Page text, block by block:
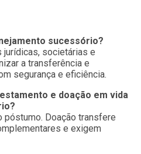
sucessório?
jurídicas, societárias e
a transferência e
segurança e eficiência.
e doação em vida
póstumo. Doação transfere
e exigem